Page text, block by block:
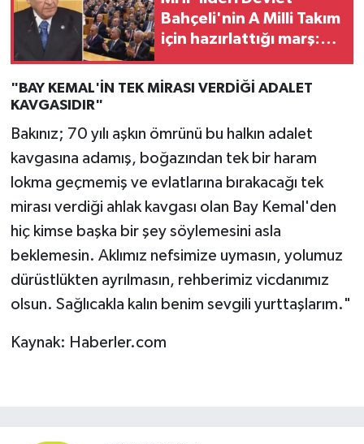
Bahçeli'nin A Milli Takım
için hazırlattığı marş:
Takım için marş mı
"BAY KEMAL'İN TEK MİRASI VERDİĞİ ADALET
KAVGASIDIR"
Bakınız; 70 yılı aşkın ömrünü bu halkın adalet
kavgasına adamış, boğazından tek bir haram
lokma geçmemiş ve evlatlarına bırakacağı tek
mirası verdiği ahlak kavgası olan Bay Kemal'den
hiç kimse başka bir şey söylemesini asla
beklemesin. Aklımız nefsimize uymasın, yolumuz
dürüstlükten ayrılmasın, rehberimiz vicdanımız
olsun. Sağlıcakla kalın benim sevgili yurttaşlarım."
Kaynak: Haberler.com